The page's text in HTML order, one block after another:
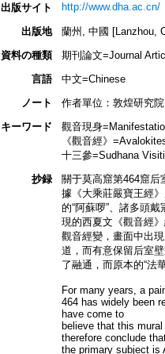
出版サイト
http://www.dha.ac.cn/
出版地
蘭州, 中國 [Lanzhou,
資料の種類
期刊論文=Journal
言語
中文=Chinese
ノート
作者單位：敦煌研究院
キーワード
觀音現身
《觀音經》
十三參=Sudhana
抄録
關于莫高窟第464窟后
據《大乘莊嚴寶王經
的“阿蘇啰”、諸多頭
現的西夏文《觀音經
觀音經變，畫面中出
道，而有意保留后室
了融通，而原本的“法
For many years, a
464 has widely been
have come to
believe that this
therefore conclude
the primary subject is